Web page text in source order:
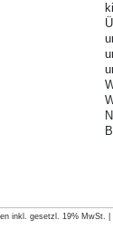
inkl. gesetzl. 19% MwSt.